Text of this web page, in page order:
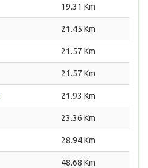
19.31 Km
21.45 Km
21.57 Km
21.57 Km
21.93 Km
23.36 Km
28.94 Km
48.68 Km